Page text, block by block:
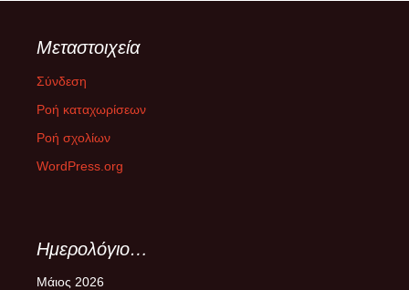
Μεταστοιχεία
Σύνδεση
Ροή καταχωρίσεων
Ροή σχολίων
WordPress.org
Ημερολόγιο…
Μάιος 2026